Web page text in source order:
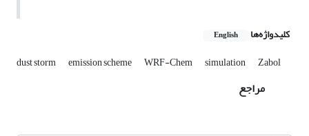
کلیدواژه‌ها English
dust storm emission scheme WRF-Chem simulation Zabol
مراجع